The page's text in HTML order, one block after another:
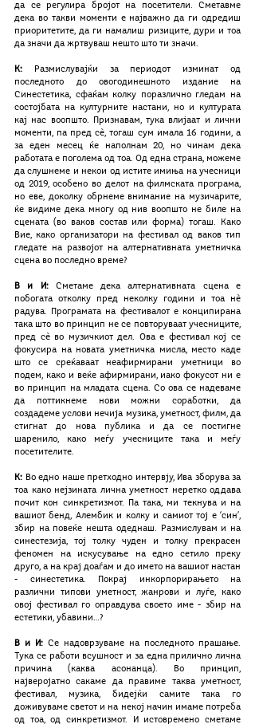
да се регулира бројот на посетители. Сметавме
дека во такви моменти е најважно да ги одредиш
приоритетите, да ги намалиш ризиците, дури и тоа
да значи да жртвуваш нешто што ти значи.
К: Размислувајќи за периодот изминат од
последното до овогодинешното издание на
Синестетика, сфаќам колку поразлично гледам на
состојбата на културните настани, но и културата
кај нас воопшто. Признавам, тука влијаат и лични
моменти, па пред сѐ, тогаш сум имала 16 години, а
за еден месец ќе наполнам 20, но чинам дека
работата е поголема од тоа. Од една страна, можеме
да слушнеме и некои од истите имиња на учесници
од 2019, особено во делот на филмската програма,
но еве, доколку обрнеме внимание на музичарите,
ќе видиме дека многу од нив воопшто не биле на
сцената (во ваков состав или форма) тогаш. Како
Вие, како организатори на фестивал од ваков тип
гледате на развојот на алтернативната уметничка
сцена во последно време?
В и И: Сметаме дека алтернативната сцена е
побогата отколку пред неколку години и тоа нѐ
радува. Програмата на фестивалот е конципирана
така што во принцип не се повторуваат учесниците,
пред сѐ во музичкиот дел. Ова е фестивал кој се
фокусира на новата уметничка мисла, место каде
што се среќаваат неафирмирани уметници во
подем, како и веќе афирмирани, иако фокусот ни е
во принцип на младата сцена. Со ова се надеваме
да поттикнеме нови можни соработки, да
создадеме услови нечија музика, уметност, филм, да
стигнат до нова публика и да се постигне
шаренило, како меѓу учесниците така и меѓу
посетителите.
К: Во едно наше претходно интервју, Ива зборува за
тоа како нејзината лична уметност неретко оддава
почит кон синкретизмот. Па така, ми текнува и на
вашиот бенд, Алембик и колку и самиот тој е ‘син’,
збир на повеќе нешта одеднаш. Размислувам и на
синестезија, тој толку чуден и толку прекрасен
феномен на искусување на едно сетило преку
друго, а на крај доаѓам и до името на вашиот настан
- синестетика. Покрај инкорпорирањето на
различни типови уметност, жанрови и луѓе, како
овој фестивал го оправдува своето име - збир на
естетики, убавини…?
В и И: Се надоврзуваме на последното прашање.
Тука се работи всушност и за една прилично лична
причина (каква асонанца). Во принцип,
најверојатно сакаме да правиме таква уметност,
фестивал, музика, бидејќи самите така го
доживуваме светот и на некој начин имаме потреба
од тоа, од синкретизмот. И истовремено сметаме